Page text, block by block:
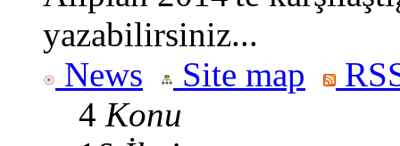
yazabilirsiniz...
News
Site map
4 Konu